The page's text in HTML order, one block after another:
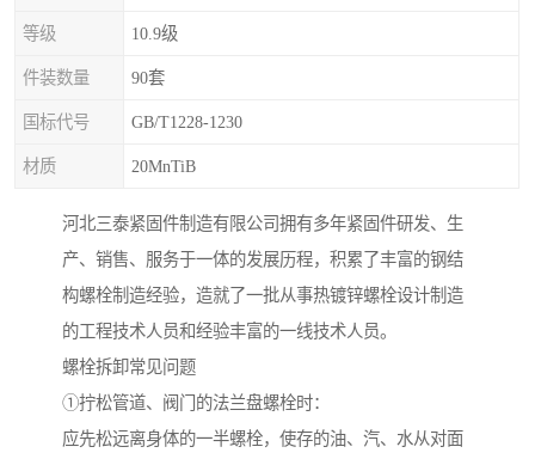
等级 10.9级
件装数量 90套
国标代号 GB/T1228-1230
材质 20MnTiB
河北三泰紧固件制造有限公司拥有多年紧固件研发、生
产、销售、服务于一体的发展历程，积累了丰富的钢结
构螺栓制造经验，造就了一批从事热镀锌螺栓设计制造
的工程技术人员和经验丰富的一线技术人员。
螺栓拆卸常见问题
①拧松管道、阀门的法兰盘螺栓时：
应先松远离身体的一半螺栓，使存的油、汽、水从对面